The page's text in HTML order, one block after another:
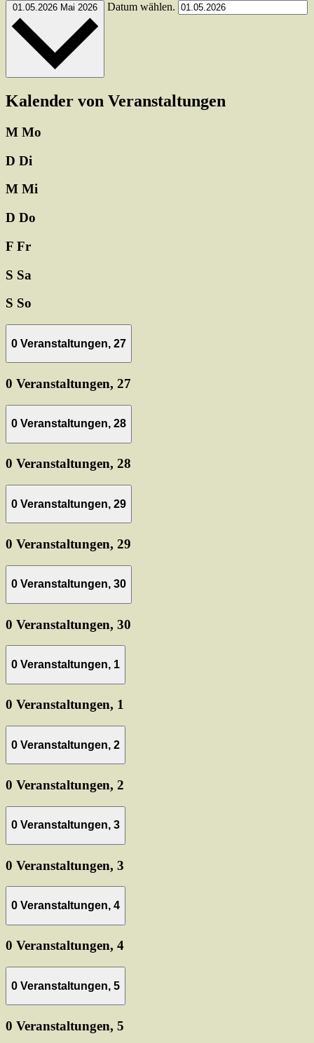
01.05.2026 Mai 2026 Datum wählen.
Kalender von Veranstaltungen
M Mo
D Di
M Mi
D Do
F Fr
S Sa
S So
0 Veranstaltungen, 27
0 Veranstaltungen, 27
0 Veranstaltungen, 28
0 Veranstaltungen, 28
0 Veranstaltungen, 29
0 Veranstaltungen, 29
0 Veranstaltungen, 30
0 Veranstaltungen, 30
0 Veranstaltungen, 1
0 Veranstaltungen, 1
0 Veranstaltungen, 2
0 Veranstaltungen, 2
0 Veranstaltungen, 3
0 Veranstaltungen, 3
0 Veranstaltungen, 4
0 Veranstaltungen, 4
0 Veranstaltungen, 5
0 Veranstaltungen, 5